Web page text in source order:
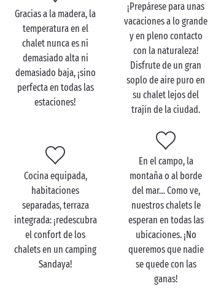
Gracias a la madera, la
temperatura en el
chalet nunca es ni
demasiado alta ni
demasiado baja, ¡sino
perfecta en todas las
estaciones!
¡Prepárese para unas
vacaciones a lo grande
y en pleno contacto
con la naturaleza!
Disfrute de un gran
soplo de aire puro en
su chalet lejos del
trajín de la ciudad.
Cocina equipada,
habitaciones
separadas, terraza
integrada: ¡redescubra
el confort de los
chalets en un camping
Sandaya!
En el campo, la
montaña o al borde
del mar… Como ve,
nuestros chalets le
esperan en todas las
ubicaciones. ¡No
queremos que nadie
se quede con las
ganas!